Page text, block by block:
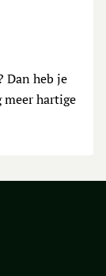
Dan heb je
hartige